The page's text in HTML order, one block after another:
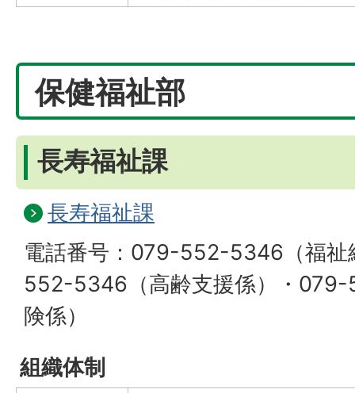
保健福祉部
長寿福祉課
長寿福祉課
電話番号：079-552-5346（福祉
552-5346（高齢支援係）・
険係）
組織体制